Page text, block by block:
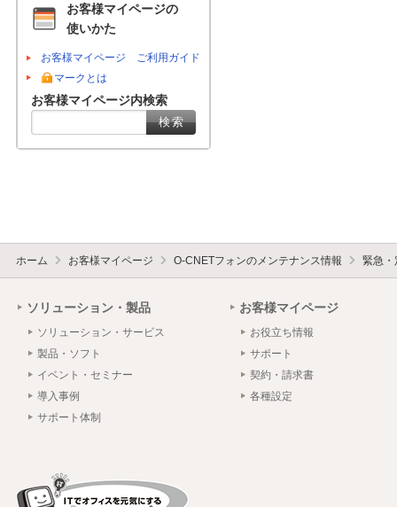
お客様マイページの
使いかた
お客様マイページ ご利用ガイド
マークとは
お客様マイページ内検索
ホーム お客様マイページ O-CNETフォンのメンテナンス情報 緊急・
ソリューション・製品
ソリューション・サービス
製品・ソフト
イベント・セミナー
導入事例
サポート体制
お客様マイページ
お役立ち情報
サポート
契約・請求書
各種設定